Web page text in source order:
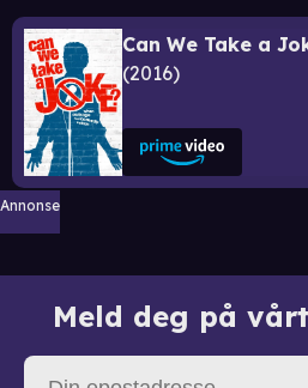
Can We Take a
2016
Annonse
Meld deg på